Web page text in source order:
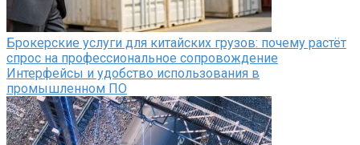
Брокерские услуги для китайских грузов: почему растёт
спрос на профессиональное сопровождение
Интерфейсы и удобство использования в
промышленном ПО